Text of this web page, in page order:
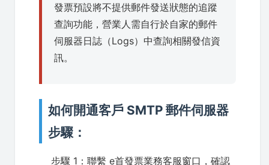
發票預設將不提供郵件發送狀態的追蹤
查詢功能，營業人需自行於自家的郵件
伺服器日誌（Logs）中查詢相關發信資
訊。
如何開通客戶 SMTP 郵件伺服器
步驟：
步驟 1：聯繫 e首發票業務客服窗口，確認